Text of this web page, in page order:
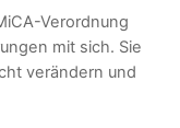
Verordnung
mit sich. Sie
verändern und